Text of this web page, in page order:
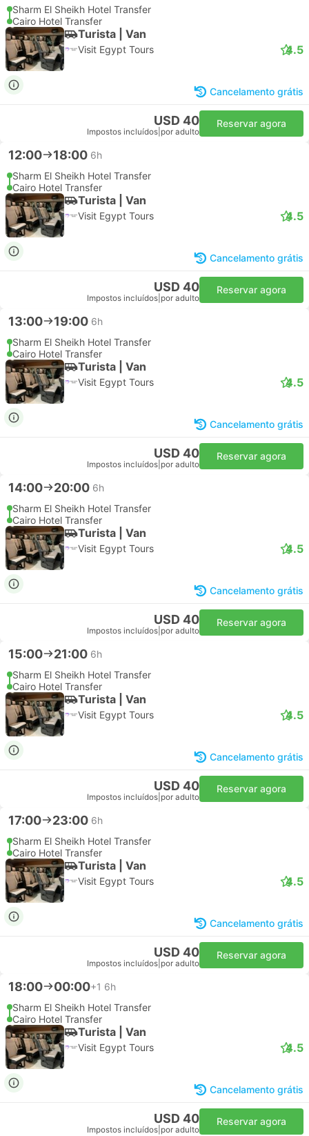
Sharm El Sheikh Hotel Transfer
Cairo Hotel Transfer
Turista | Van
Visit Egypt Tours 4.5
Cancelamento grátis
USD 40
Impostos incluídos por adulto
Reservar agora
12:00 18:00 6h
Sharm El Sheikh Hotel Transfer
Cairo Hotel Transfer
Turista | Van
Visit Egypt Tours 4.5
Cancelamento grátis
USD 40
Impostos incluídos por adulto
Reservar agora
13:00 19:00 6h
Sharm El Sheikh Hotel Transfer
Cairo Hotel Transfer
Turista | Van
Visit Egypt Tours 4.5
Cancelamento grátis
USD 40
Impostos incluídos por adulto
Reservar agora
14:00 20:00 6h
Sharm El Sheikh Hotel Transfer
Cairo Hotel Transfer
Turista | Van
Visit Egypt Tours 4.5
Cancelamento grátis
USD 40
Impostos incluídos por adulto
Reservar agora
15:00 21:00 6h
Sharm El Sheikh Hotel Transfer
Cairo Hotel Transfer
Turista | Van
Visit Egypt Tours 4.5
Cancelamento grátis
USD 40
Impostos incluídos por adulto
Reservar agora
17:00 23:00 6h
Sharm El Sheikh Hotel Transfer
Cairo Hotel Transfer
Turista | Van
Visit Egypt Tours 4.5
Cancelamento grátis
USD 40
Impostos incluídos por adulto
Reservar agora
18:00 00:00+1 6h
Sharm El Sheikh Hotel Transfer
Cairo Hotel Transfer
Turista | Van
Visit Egypt Tours 4.5
Cancelamento grátis
USD 40
Impostos incluídos por adulto
Reservar agora